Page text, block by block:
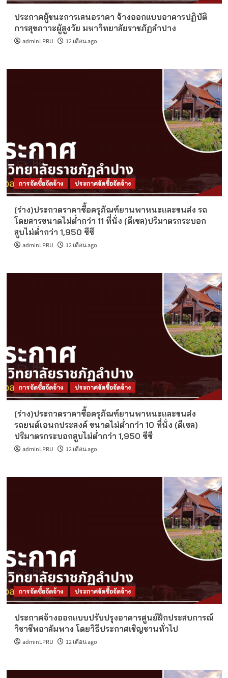
ประกาศผู้ชนะการเสนอราคา จ้างออกแบบอาคารปฏิบัติ
การสุขภาวะผู้สูงวัย มหาวิทยาลัยราชภัฏลำปาง
adminLPRU 12 เดือน ago
การจัดซื้อจัดจ้าง ประกาศจัดซื้อจัดจ้าง
(ร่าง)ประกวดราคาซื้อครุภัณฑ์ยานพาหนะและขนส่ง รถ
โดยสารขนาดไม่ต่ำกว่า 11 ที่นั่ง (ดีเซล)ปริมาตรกระบอก
สูบไม่ต่ำกว่า 1,950 ซีซี
adminLPRU 12 เดือน ago
การจัดซื้อจัดจ้าง ประกาศจัดซื้อจัดจ้าง
(ร่าง)ประกวดราคาซื้อครุภัณฑ์ยานพาหนะและขนส่ง
รถยนต์เอนกประสงค์ ขนาดไม่ต่ำกว่า 10 ที่นั่ง (ดีเซล)
ปริมาตรกระบอกสูบไม่ต่ำกว่า 1,950 ซีซี
adminLPRU 12 เดือน ago
การจัดซื้อจัดจ้าง ประกาศจัดซื้อจัดจ้าง
ประกาศจ้างออกแบบปรับปรุงอาคารศูนย์ฝึกประสบการณ์
วิชาชีพอาลัมพาง โดยวิธีประกาศเชิญชวนทั่วไป
adminLPRU 12 เดือน ago